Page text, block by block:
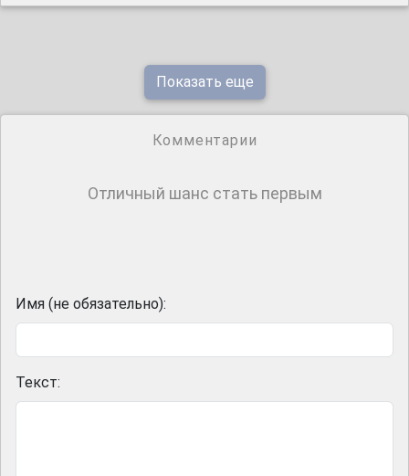
Показать еще
Комментарии
Отличный шанс стать первым
Имя (не обязательно):
Текст: